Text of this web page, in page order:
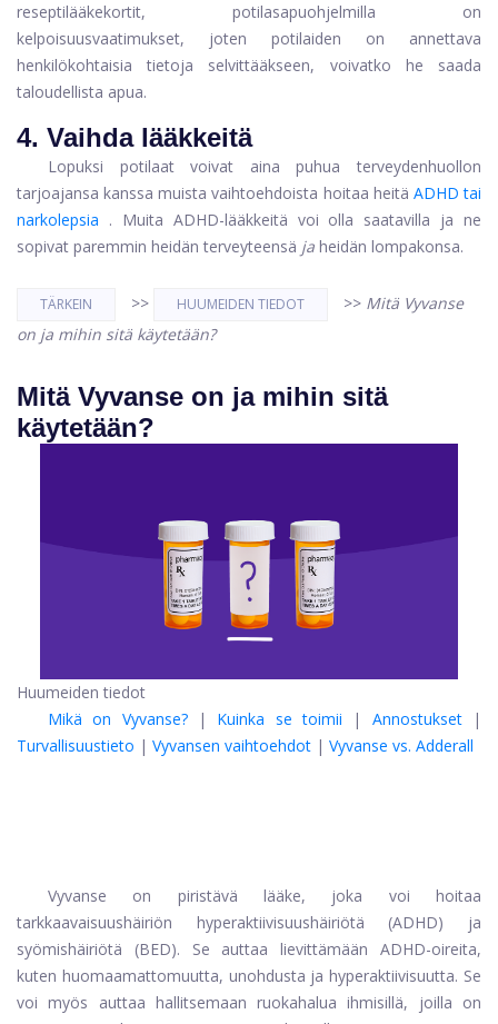
reseptilääkekortit, potilasapuohjelmilla on
kelpoisuusvaatimukset, joten potilaiden on annettava
henkilökohtaisia ​​tietoja selvittääkseen, voivatko he saada
taloudellista apua.
4. Vaihda lääkkeitä
Lopuksi potilaat voivat aina puhua terveydenhuollon
tarjoajansa kanssa muista vaihtoehdoista hoitaa heitä ADHD tai
narkolepsia . Muita ADHD-lääkkeitä voi olla saatavilla ja ne
sopivat paremmin heidän terveyteensä ja heidän lompakonsa.
TÄRKEIN >> HUUMEIDEN TIEDOT >> Mitä Vyvanse
on ja mihin sitä käytetään?
Mitä Vyvanse on ja mihin sitä
käytetään?
Huumeiden tiedot
Mikä on Vyvanse?| Kuinka se toimii | Annostukset|
Turvallisuustieto | Vyvansen vaihtoehdot | Vyvanse vs. Adderall
Vyvanse on piristävä lääke, joka voi hoitaa
tarkkaavaisuushäiriön hyperaktiivisuushäiriötä (ADHD) ja
syömishäiriötä (BED). Se auttaa lievittämään ADHD-oireita,
kuten huomaamattomuutta, unohdusta ja hyperaktiivisuutta. Se
voi myös auttaa hallitsemaan ruokahalua ihmisillä, joilla on